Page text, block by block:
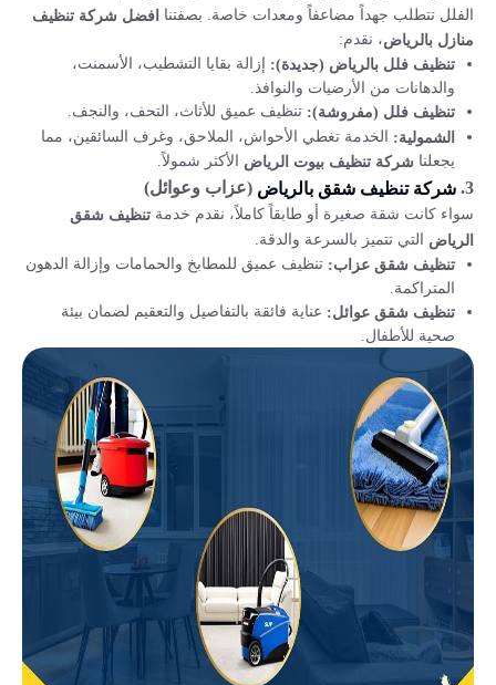
الفلل تتطلب جهداً مضاعفاً ومعدات خاصة. بصفتنا افضل شركة تنظيف
منازل بالرياض، نقدم:
تنظيف فلل بالرياض (جديدة): إزالة بقايا التشطيب، الأسمنت،
والدهانات من الأرضيات والنوافذ.
تنظيف فلل (مفروشة): تنظيف عميق للأثاث، التحف، والنجف.
الشمولية: الخدمة تغطي الأحواش، الملاحق، وغرف السائقين، مما
يجعلنا شركة تنظيف بيوت الرياض الأكثر شمولاً.
3. شركة تنظيف شقق بالرياض (عزاب وعوائل)
سواء كانت شقة صغيرة أو طابقاً كاملاً، نقدم خدمة تنظيف شقق
الرياض التي تتميز بالسرعة والدقة.
تنظيف شقق عزاب: تنظيف عميق للمطابخ والحمامات وإزالة الدهون
المتراكمة.
تنظيف شقق عوائل: عناية فائقة بالتفاصيل والتعقيم لضمان بيئة
صحية للأطفال.